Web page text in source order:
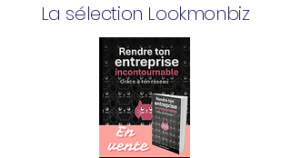
La sélection Lookmonbiz